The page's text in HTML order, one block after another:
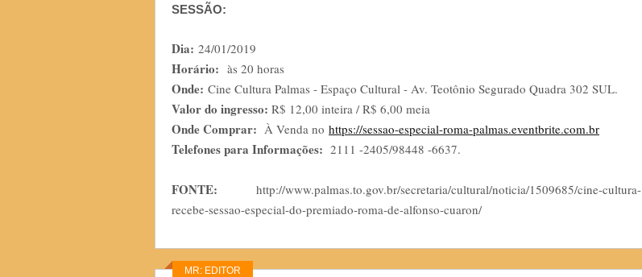
SESSÃO:
Dia: 24/01/2019
Horário: às 20 horas
Onde: Cine Cultura Palmas - Espaço Cultural - Av. Teotônio Segurado Quadra 302 SUL.
Valor do ingresso: R$ 12,00 inteira / R$ 6,00 meia
Onde Comprar: À Venda no https://sessao-especial-roma-palmas.eventbrite.com.br
Telefones para Informações: 2111 -2405/98448 -6637.
FONTE: http://www.palmas.to.gov.br/secretaria/cultural/noticia/1509685/cine-cultura-
recebe-sessao-especial-do-premiado-roma-de-alfonso-cuaron/
MR: EDITOR